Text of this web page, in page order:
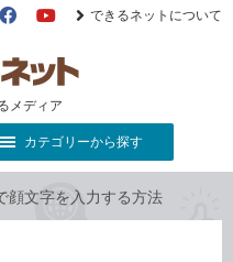
メディア
旧
FacebookYouTube
できるネットについて
カテゴリーから探す
顔文字を入力する方法